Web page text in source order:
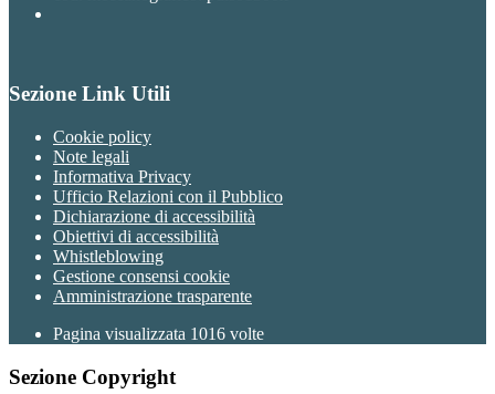
Sezione Link Utili
Cookie policy
Note legali
Informativa Privacy
Ufficio Relazioni con il Pubblico
Dichiarazione di accessibilità
Obiettivi di accessibilità
Whistleblowing
Gestione consensi cookie
Amministrazione trasparente
Pagina visualizzata 1016 volte
Sezione Copyright